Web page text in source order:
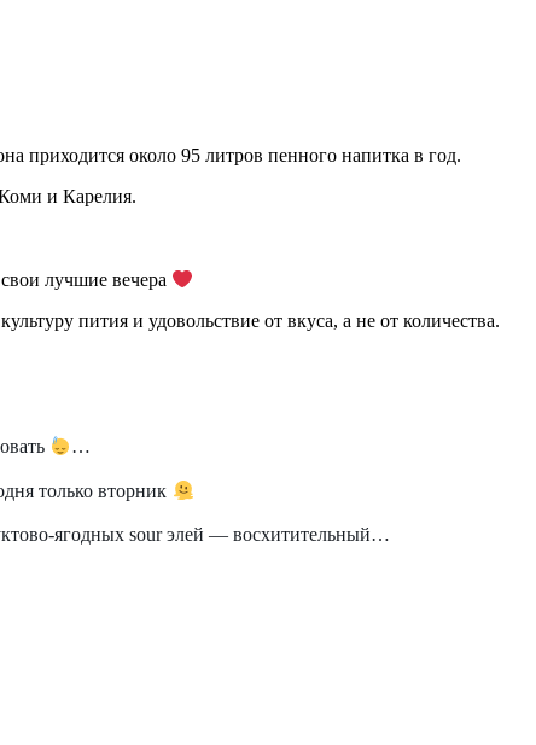
приходится около 95 литров пенного напитка в год.
и Карелия.
лучшие вечера
пития и удовольствие от вкуса, а не от количества.
…
только вторник
ягодных sour элей — восхитительный…